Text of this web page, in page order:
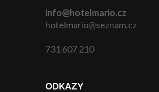
info@hotelmario.cz
hotelmario@seznam.cz
731 607 210
ODKAZY